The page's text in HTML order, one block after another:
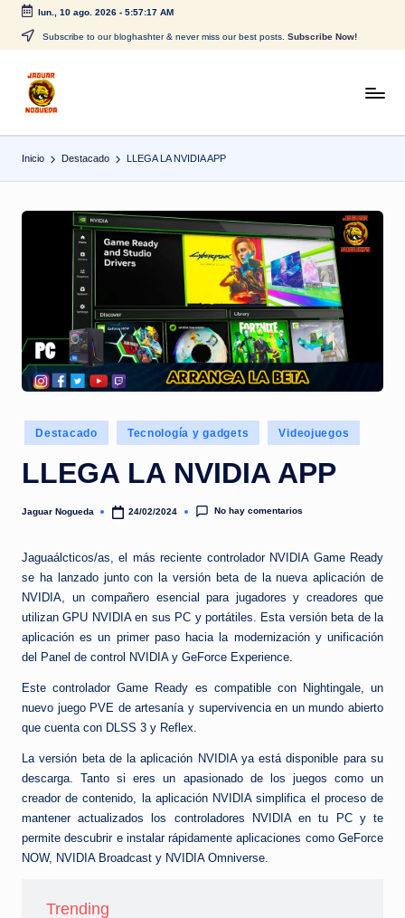
Saltar
contenido
lun., 10 ago. 2026- 5:57:17 AM
Subscribe to our bloghashter & never miss our best posts. Subscribe Now!
J
a
g
g
u
a
CONTENIDO
Inicio Destacado LLEGA LA NVIDIA APP
Publicado
en
Destacado Tecnología y gadgets Videojuegos
LLEGA LA NVIDIA APP
Publicado
Jaguar Nogueda 24/02/2024 No hay comentarios
Jaguaálcticos/as, el más reciente controlador NVIDIA Game Ready
se ha lanzado junto con la versión beta de la nueva aplicación de
NVIDIA, un compañero esencial para jugadores y creadores que
utilizan GPU NVIDIA en sus PC y portátiles. Esta versión beta de la
aplicación es un primer paso hacia la modernización y unificación
del Panel de control NVIDIA y GeForce Experience.
Este controlador Game Ready es compatible con Nightingale, un
nuevo juego PVE de artesanía y supervivencia en un mundo abierto
que cuenta con DLSS 3 y Reflex.
La versión beta de la aplicación NVIDIA ya está disponible para su
descarga. Tanto si eres un apasionado de los juegos como un
creador de contenido, la aplicación NVIDIA simplifica el proceso de
mantener actualizados los controladores NVIDIA en tu PC y te
permite descubrir e instalar rápidamente aplicaciones como GeForce
NOW, NVIDIA Broadcast y NVIDIA Omniverse.
Trending